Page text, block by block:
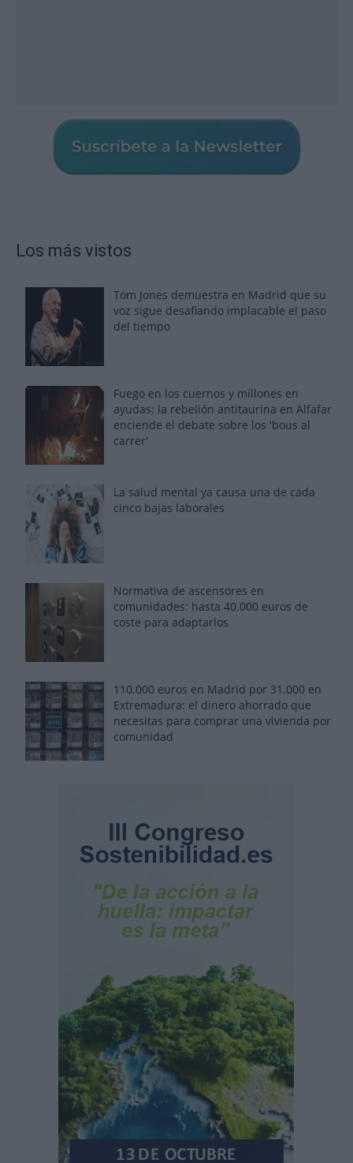
Los más vistos
Tom Jones demuestra en Madrid que su
voz sigue desafiando implacable el paso
del tiempo
Fuego en los cuernos y millones en
ayudas: la rebelión antitaurina en Alfafar
enciende el debate sobre los 'bous al
carrer'
La salud mental ya causa una de cada
cinco bajas laborales
Normativa de ascensores en
comunidades: hasta 40.000 euros de
coste para adaptarlos
110.000 euros en Madrid por 31.000 en
Extremadura: el dinero ahorrado que
necesitas para comprar una vivienda por
comunidad